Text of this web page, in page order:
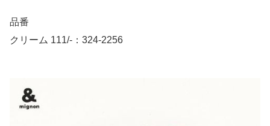
品番
クリーム 111/-：324-2256